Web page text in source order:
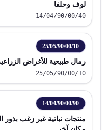
لوف وحلفا
14/04/90/00/40
25/05/90/00/10
رمال طبيعية للأغراض
25/05/90/00/10
14/04/90/00/90
منتجات نباتية غير زغب